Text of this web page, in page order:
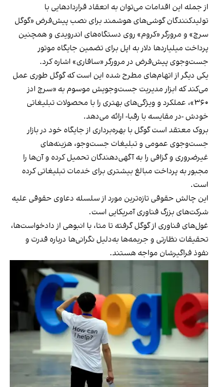
از جمله این اقدامات می‌توان به انعقاد قراردادهایی با
تولیدکنندگان گوشی‌های هوشمند برای نصب پیش‌فرض «گوگل
سرچ» و مرورگر «کروم» روی دستگاه‌های اندرویدی و همچنین
پرداخت میلیاردها دلار به اپل برای تضمین جایگاه موتور
جست‌وجوی پیش‌فرض در مرورگر «سافاری» اشاره کرد.
یکی دیگر از اتهام‌های مطرح شده این است که گوگل طوری عمل
می‌کند که ابزار مدیریت جست‌وجویش موسوم به «سرچ ادز
۳۶۰»، عملکرد و ویژگی‌های بهتری را با محصولات تبلیغاتی
خودش -در مقایسه با رقبا- ارائه می‌دهد.
بروک معتقد است گوگل با بهره‌برداری از جایگاه خود در بازار
جست‌وجوی عمومی و تبلیغات جست‌وجو، هزینه‌های
غیرضروری و گزافی را به آگهی‌دهندگان تحمیل کرده و آن‌ها را
مجبور به پرداخت مبالغ بیشتری برای خدمات تبلیغاتی کرده
است.
این چالش حقوقی تازه‌ترین مورد از سلسله دعاوی حقوقی علیه
شرکت‌های بزرگ فناوری آمریکایی است.
غول‌های فناوری از گوگل گرفته تا متا، با انبوهی از دادخواست‌ها،
تحقیقات نظارتی و جریمه‌ها به‌دلیل نگرانی‌ها درباره قدرت و
نفوذ فراگیرشان مواجه هستند.